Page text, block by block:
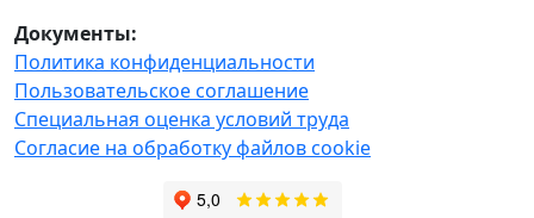
Документы:
Политика конфиденциальности
Пользовательское соглашение
Специальная оценка условий труда
Согласие на обработку файлов cookie